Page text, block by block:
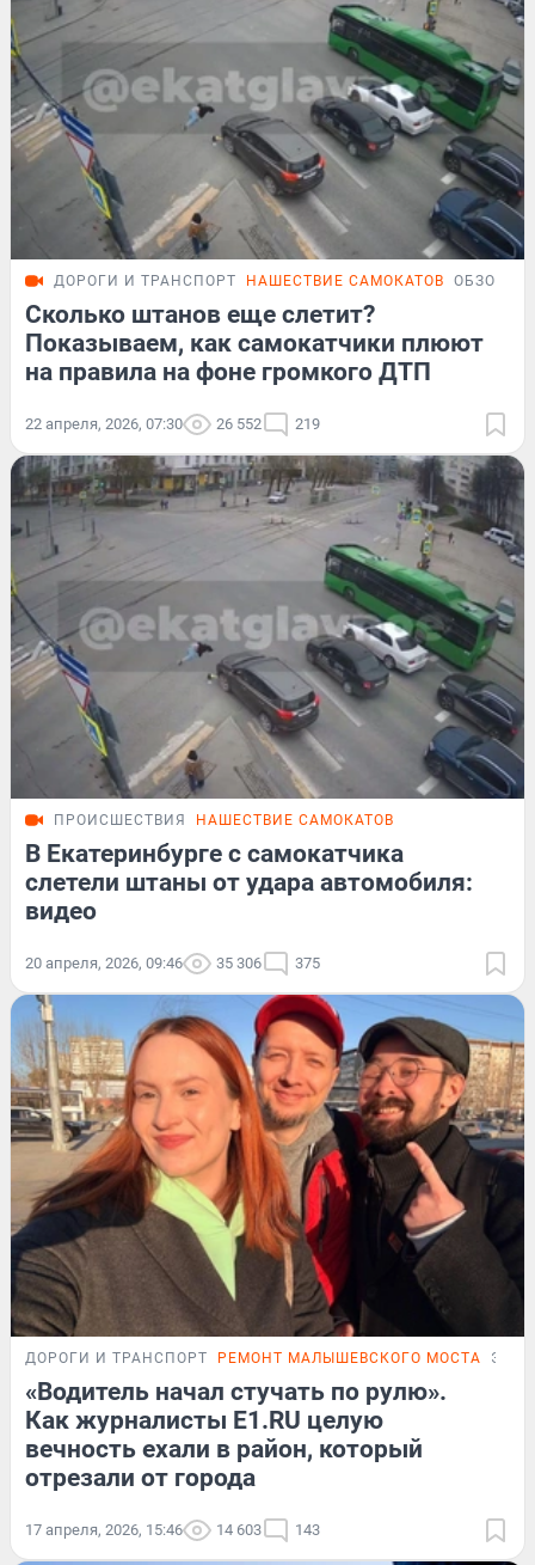
ДОРОГИ И ТРАНСПОРТ НАШЕСТВИЕ САМОКАТОВ ОБЗОР
Сколько штанов еще слетит?
Показываем, как самокатчики плюют
на правила на фоне громкого ДТП
22 апреля, 2026, 07:30 26 552 219
ПРОИСШЕСТВИЯ НАШЕСТВИЕ САМОКАТОВ
В Екатеринбурге с самокатчика
слетели штаны от удара автомобиля:
видео
20 апреля, 2026, 09:46 35 306 375
ДОРОГИ И ТРАНСПОРТ РЕМОНТ МАЛЫШЕВСКОГО МОСТА
«Водитель начал стучать по рулю».
Как журналисты E1.RU целую
вечность ехали в район, который
отрезали от города
17 апреля, 2026, 15:46 14 603 143